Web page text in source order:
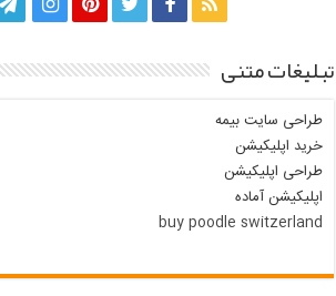
تبلیغات متنی
طراحی سایت بیمه
خرید اپلیکیشن
طراحی اپلیکیشن
اپلیکیشن آماده
buy poodle switzerland